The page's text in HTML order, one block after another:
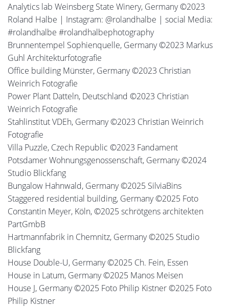
Analytics lab Weinsberg State Winery, Germany ©2023
Roland Halbe | Instagram: @rolandhalbe | social Media:
#rolandhalbe #rolandhalbephotography
Brunnentempel Sophienquelle, Germany ©2023 Markus
Guhl Architekturfotografie
Office building Münster, Germany ©2023 Christian
Weinrich Fotografie
Power Plant Datteln, Deutschland ©2023 Christian
Weinrich Fotografie
Stahlinstitut VDEh, Germany ©2023 Christian Weinrich
Fotografie
Villa Puzzle, Czech Republic ©2023 Fandament
Potsdamer Wohnungsgenossenschaft, Germany ©2024
Studio Blickfang
Bungalow Hahnwald, Germany ©2025 SilviaBins
Staggered residential building, Germany ©2025 Foto
Constantin Meyer, Köln, ©2025 schrötgens architekten
PartGmbB
Hartmannfabrik in Chemnitz, Germany ©2025 Studio
Blickfang
House Double-U, Germany ©2025 Ch. Fein, Essen
House in Latum, Germany ©2025 Manos Meisen
House J, Germany ©2025 Foto Philip Kistner ©2025 Foto
Philip Kistner